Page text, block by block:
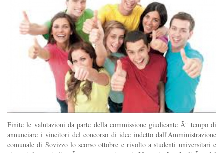
Finite le valutazioni da parte della commissione giudicante Ã¨ tempo di
annunciare i vincitori del concorso di idee indetto dall'Amministrazione
comunale di Sovizzo lo scorso ottobre e rivolto a studenti universitari e